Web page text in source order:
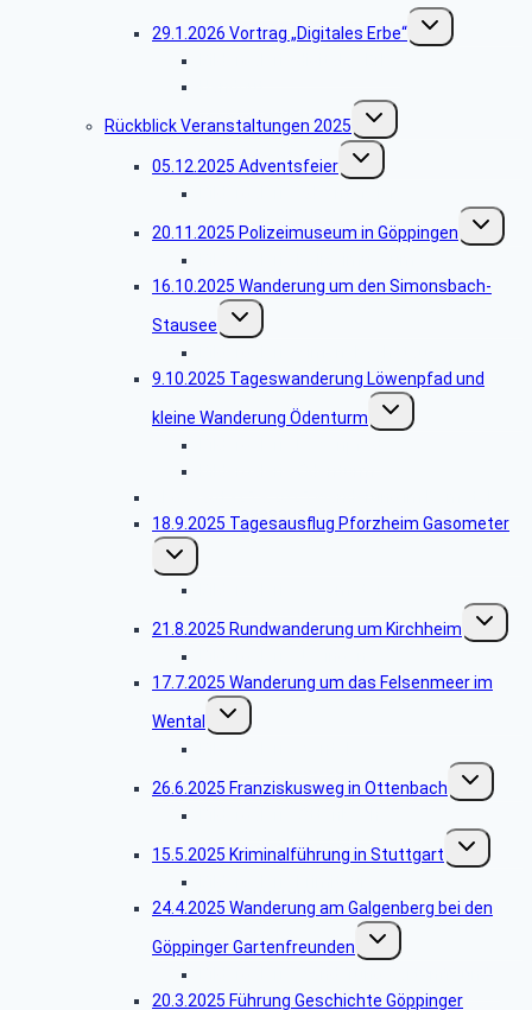
29.1.2026 Vortrag „Digitales Erbe“
Untermenü
umschalten
Rückblick Veranstaltungen 2025
Untermenü
umschalten
05.12.2025 Adventsfeier
Untermenü
umschalten
20.11.2025 Polizeimuseum in Göppingen
16.10.2025 Wanderung um den Simonsbach-
Stausee
Untermenü
umschalten
9.10.2025 Tageswanderung Löwenpfad und
kleine Wanderung Ödenturm
Untermenü
umschalten
18.9.2025 Tagesausflug Pforzheim Gasometer
Untermenü
umschalten
21.8.2025 Rundwanderung um Kirchheim
17.7.2025 Wanderung um das Felsenmeer im
Wental
Untermenü
umschalten
26.6.2025 Franziskusweg in Ottenbach
Untermenü
umschalten
15.5.2025 Kriminalführung in Stuttgart
Untermenü
umschalten
24.4.2025 Wanderung am Galgenberg bei den
Göppinger Gartenfreunden
Untermenü
umschalten
20.3.2025 Führung Geschichte Göppinger